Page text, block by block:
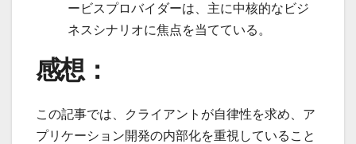
ービスプロバイダーは、主に中核的なビジ
ネスシナリオに焦点を当てている。
感想：
この記事では、クライアントが自律性を求め、ア
プリケーション開発の内部化を重視していること